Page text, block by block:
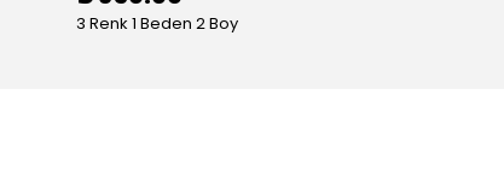
3 Renk 1 Beden 2 Boy